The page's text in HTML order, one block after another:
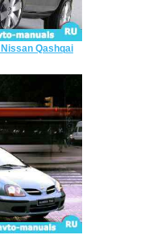
Qashqai